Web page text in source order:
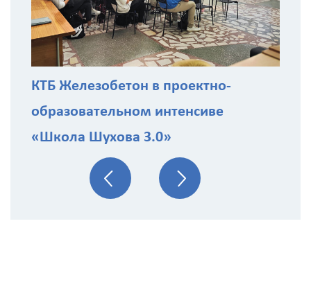
КТБ Железобетон в проектно-
образовательном интенсиве
«Школа Шухова 3.0»